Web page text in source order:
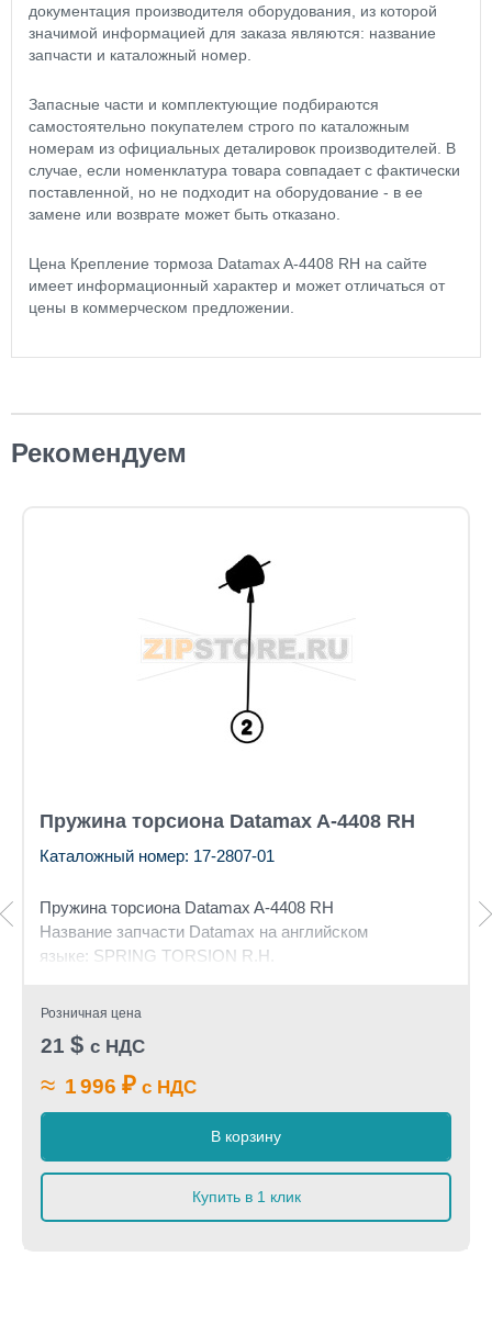
документация производителя оборудования, из которой
значимой информацией для заказа являются: название
запчасти и каталожный номер.
Запасные части и комплектующие подбираются
самостоятельно покупателем строго по каталожным
номерам из официальных деталировок производителей. В
случае, если номенклатура товара совпадает с фактически
поставленной, но не подходит на оборудование - в ее
замене или возврате может быть отказано.
Цена Крепление тормоза Datamax A-4408 RH на сайте
имеет информационный характер и может отличаться от
цены в коммерческом предложении.
Рекомендуем
Пружина торсиона Datamax A-4408 RH
Каталожный номер: 17-2807-01
Пружина торсиона Datamax A-4408 RH
Название запчасти Datamax на английском
языке: SPRING TORSION R.H.
Розничная цена
21 $ с НДС
≈ 1 996 ₽ с НДС
В корзину
Купить в 1 клик